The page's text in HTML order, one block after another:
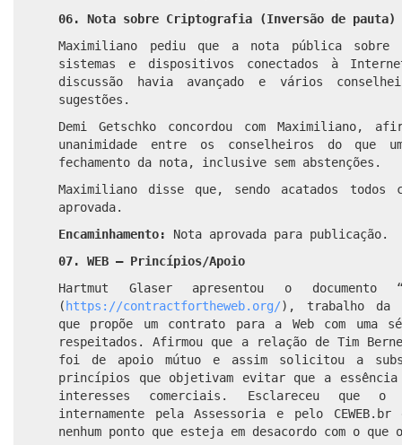
06. Nota sobre Criptografia (Inversão de pauta)
Maximiliano pediu que a nota pública
sistemas e dispositivos conectados à
discussão havia avançado e vários
sugestões.
Demi Getschko concordou com Maximiliano,
unanimidade entre os conselheiros do que
fechamento da nota, inclusive sem abstenções.
Maximiliano disse que, sendo acatados todos
aprovada.
Encaminhamento:
Nota aprovada para publicação.
07. WEB – Princípios/Apoio
Hartmut Glaser apresentou o documento
(https://contractfortheweb.org/), trabalho da
que propõe um contrato para a Web com uma
respeitados. Afirmou que a relação de Tim
foi de apoio mútuo e assim solicitou a
princípios que objetivam evitar que a essência
interesses comerciais. Esclareceu que o
internamente pela Assessoria e pelo
nenhum ponto que esteja em desacordo com o que